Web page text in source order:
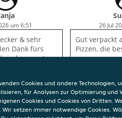
um 6:51
& sehr
Dank fürs
:)
26 Jul
Gut verpackt
Pizzen, die
Cookies und andere Technologien,
für Analysen zur Optimierung
Cookies und Cookies von Dritten.
Wir setzen immer notwendige Cookies.